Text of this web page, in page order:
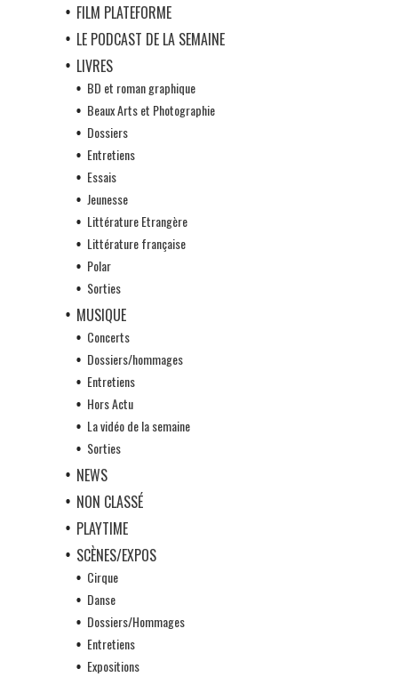
FILM PLATEFORME
LE PODCAST DE LA SEMAINE
LIVRES
BD et roman graphique
Beaux Arts et Photographie
Dossiers
Entretiens
Essais
Jeunesse
Littérature Etrangère
Littérature française
Polar
Sorties
MUSIQUE
Concerts
Dossiers/hommages
Entretiens
Hors Actu
La vidéo de la semaine
Sorties
NEWS
NON CLASSÉ
PLAYTIME
SCÈNES/EXPOS
Cirque
Danse
Dossiers/Hommages
Entretiens
Expositions